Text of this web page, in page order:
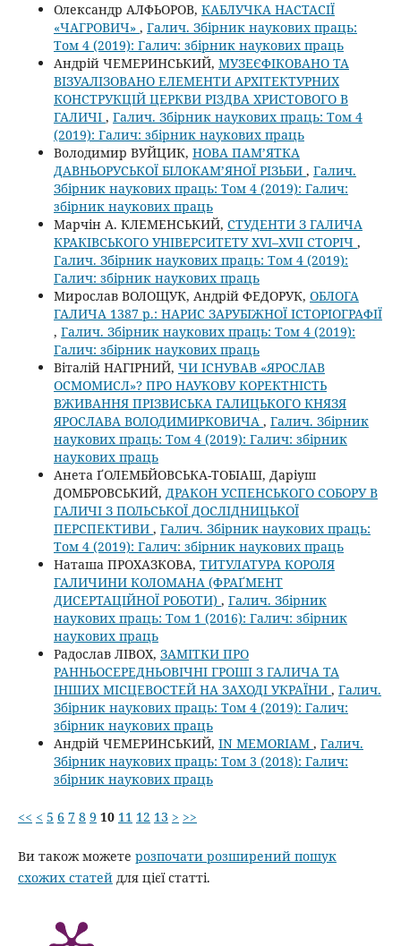
Олександр АЛФЬОРОВ, КАБЛУЧКА НАСТАСІЇ
«ЧАГРОВИЧ» , Галич. Збірник наукових праць:
Том 4 (2019): Галич: збірник наукових праць
Андрій ЧЕМЕРИНСЬКИЙ, МУЗЕЄФІКОВАНО ТА
ВІЗУАЛІЗОВАНО ЕЛЕМЕНТИ АРХІТЕКТУРНИХ
КОНСТРУКЦІЙ ЦЕРКВИ РІЗДВА ХРИСТОВОГО В
ГАЛИЧІ , Галич. Збірник наукових праць: Том 4
(2019): Галич: збірник наукових праць
Володимир ВУЙЦИК, НОВА ПАМ’ЯТКА
ДАВНЬОРУСЬКОЇ БІЛОКАМ’ЯНОЇ РІЗЬБИ , Галич.
Збірник наукових праць: Том 4 (2019): Галич:
збірник наукових праць
Марчін А. КЛЕМЕНСЬКИЙ, СТУДЕНТИ З ГАЛИЧА
КРАКІВСЬКОГО УНІВЕРСИТЕТУ XVI–XVII СТОРІЧ ,
Галич. Збірник наукових праць: Том 4 (2019):
Галич: збірник наукових праць
Мирослав ВОЛОЩУК, Андрій ФЕДОРУК, ОБЛОГА
ГАЛИЧА 1387 р.: НАРИС ЗАРУБІЖНОЇ ІСТОРІОГРАФІЇ
, Галич. Збірник наукових праць: Том 4 (2019):
Галич: збірник наукових праць
Віталій НАГІРНИЙ, ЧИ ІСНУВАВ «ЯРОСЛАВ
ОСМОМИСЛ»? ПРО НАУКОВУ КОРЕКТНІСТЬ
ВЖИВАННЯ ПРІЗВИСЬКА ГАЛИЦЬКОГО КНЯЗЯ
ЯРОСЛАВА ВОЛОДИМИРКОВИЧА , Галич. Збірник
наукових праць: Том 4 (2019): Галич: збірник
наукових праць
Анета ҐОЛЕМБЙОВСЬКА-ТОБІАШ, Даріуш
ДОМБРОВСЬКИЙ, ДРАКОН УСПЕНСЬКОГО СОБОРУ В
ГАЛИЧІ З ПОЛЬСЬКОЇ ДОСЛІДНИЦЬКОЇ
ПЕРСПЕКТИВИ , Галич. Збірник наукових праць:
Том 4 (2019): Галич: збірник наукових праць
Наташа ПРОХАЗКОВА, ТИТУЛАТУРА КОРОЛЯ
ГАЛИЧИНИ КОЛОМАНА (ФРАҐМЕНТ
ДИСЕРТАЦІЙНОЇ РОБОТИ) , Галич. Збірник
наукових праць: Том 1 (2016): Галич: збірник
наукових праць
Радослав ЛІВОХ, ЗАМІТКИ ПРО
РАННЬОСЕРЕДНЬОВІЧНІ ГРОШІ З ГАЛИЧА ТА
ІНШИХ МІСЦЕВОСТЕЙ НА ЗАХОДІ УКРАЇНИ , Галич.
Збірник наукових праць: Том 4 (2019): Галич:
збірник наукових праць
Андрій ЧЕМЕРИНСЬКИЙ, IN MEMORIAM , Галич.
Збірник наукових праць: Том 3 (2018): Галич:
збірник наукових праць
<< < 5 6 7 8 9 10 11 12 13 > >>
Ви також можете розпочати розширений пошук
схожих статейдля цієї статті.